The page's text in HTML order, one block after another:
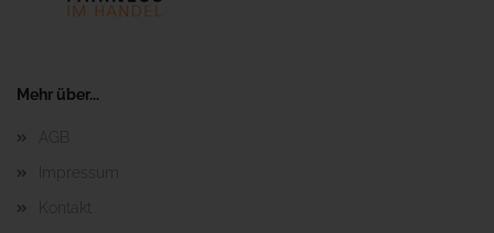
Mehr über...
Impressum
Kontakt